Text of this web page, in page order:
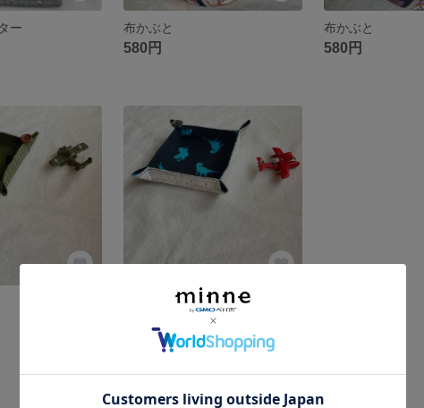
ー 布かぶと
580円
布かぶと
580円
恐竜 小物入れ